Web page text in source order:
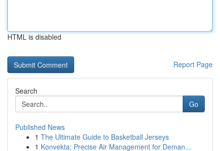
HTML is disabled
Report Page
Search
Go
Published News
1 The Ultimate Guide to Basketball Jerseys
1 Konvekta: Precise Air Management for Deman...